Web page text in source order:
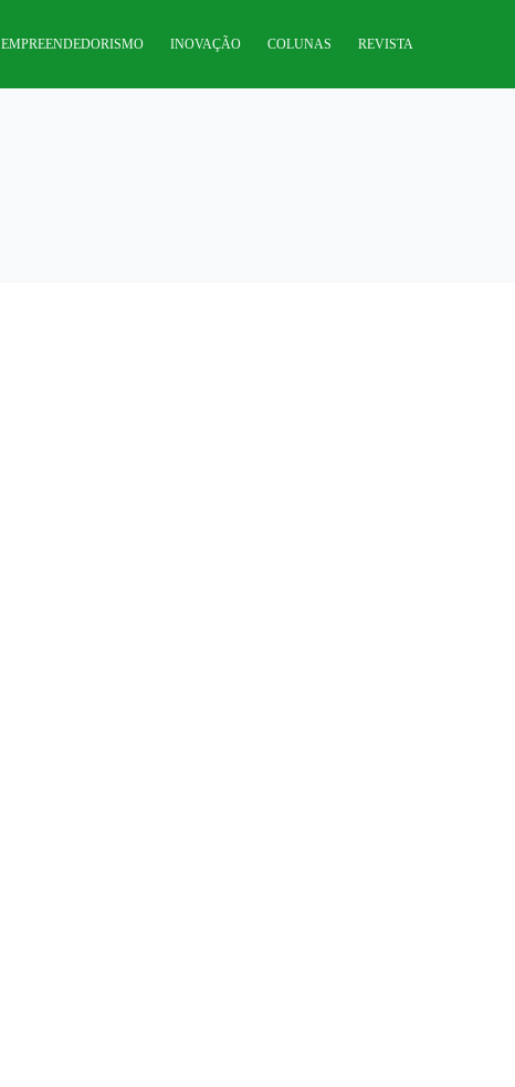
EMPREENDEDORISMO INOVAÇÃO COLUNAS REVISTA